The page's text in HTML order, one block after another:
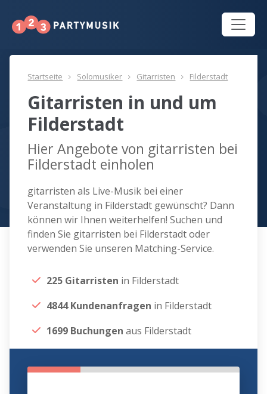
Startseite Solomusiker Gitarristen Filderstadt
Gitarristen in und um
Filderstadt
Hier Angebote von gitarristen bei
Filderstadt einholen
gitarristen als Live-Musik bei einer
Veranstaltung in Filderstadt gewünscht? Dann
können wir Ihnen weiterhelfen! Suchen und
finden Sie gitarristen bei Filderstadt oder
verwenden Sie unseren Matching-Service.
225 Gitarristen in Filderstadt
4844 Kundenanfragen in Filderstadt
1699 Buchungen aus Filderstadt